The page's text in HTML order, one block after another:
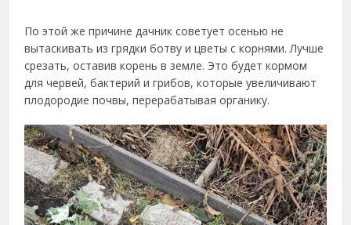
По этой же причине дачник советует осенью не
вытаскивать из грядки ботву и цветы с корнями. Лучше
срезать, оставив корень в земле. Это будет кормом
для червей, бактерий и грибов, которые увеличивают
плодородие почвы, перерабатывая органику.